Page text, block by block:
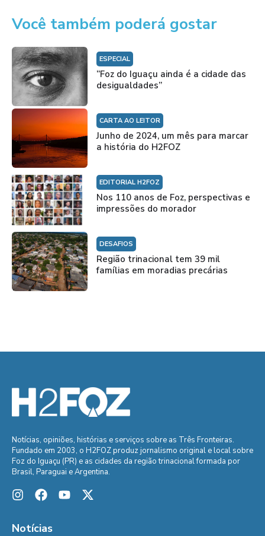
Você também poderá gostar
ESPECIAL
“Foz do Iguaçu ainda é a cidade das
desigualdades”
CARTA AO LEITOR
Junho de 2024, um mês para marcar
a história do H2FOZ
EDITORIAL H2FOZ
Nos 110 anos de Foz, perspectivas e
impressões do morador
DESAFIOS
Região trinacional tem 39 mil
famílias em moradias precárias
Notícias, opiniões, histórias e serviços sobre as Três Fronteiras.
Fundado em 2003, o H2FOZ produz jornalismo original e local sobre
Foz do Iguaçu (PR) e as cidades da região trinacional formada por
Brasil, Paraguai e Argentina.
Notícias